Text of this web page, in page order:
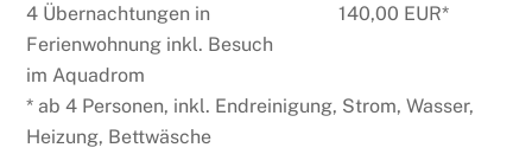
4 Übernachtungen in
Ferienwohnung inkl. Besuch
im Aquadrom
140,00 EUR*
* ab 4 Personen, inkl. Endreinigung, Strom, Wasser,
Heizung, Bettwäsche